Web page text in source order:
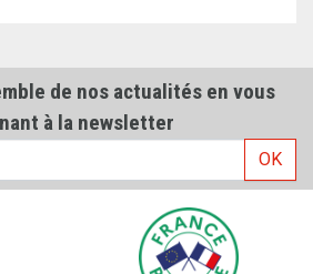
de nos actualités en vous
à la newsletter
OK